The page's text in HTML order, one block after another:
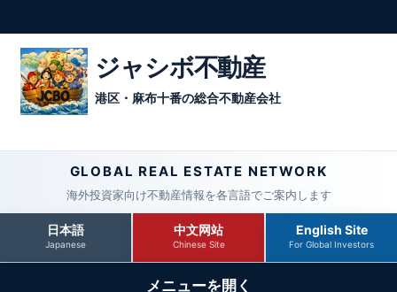
ジャシボ不動産
港区・麻布十番の総合不動産会社
GLOBAL REAL ESTATE NETWORK
海外投資家向け不動産情報を各言語でご案内します
日本語
Japanese
中文网站
Chinese Site
English Site
For Global Investors
メニューを開く